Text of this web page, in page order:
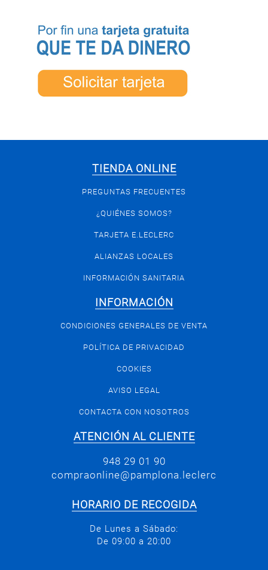
TIENDA ONLINE
PREGUNTAS FRECUENTES
¿QUIÉNES SOMOS?
TARJETA E.LECLERC
ALIANZAS LOCALES
INFORMACIÓN SANITARIA
INFORMACIÓN
CONDICIONES GENERALES DE VENTA
POLÍTICA DE PRIVACIDAD
COOKIES
AVISO LEGAL
CONTACTA CON NOSOTROS
ATENCIÓN AL CLIENTE
948 29 01 90
compraonline@pamplona.leclerc
HORARIO DE RECOGIDA
De Lunes a Sábado:
De 09:00 a 20:00